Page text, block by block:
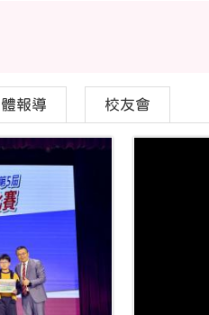
報導 校友會